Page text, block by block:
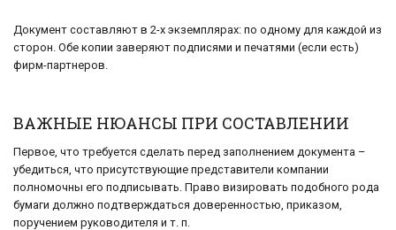
Документ составляют в 2-х экземплярах: по одному для каждой из
сторон. Обе копии заверяют подписями и печатями (если есть)
фирм-партнеров.
ВАЖНЫЕ НЮАНСЫ ПРИ СОСТАВЛЕНИИ
Первое, что требуется сделать перед заполнением документа –
убедиться, что присутствующие представители компании
полномочны его подписывать. Право визировать подобного рода
бумаги должно подтверждаться доверенностью, приказом,
поручением руководителя и т. п.